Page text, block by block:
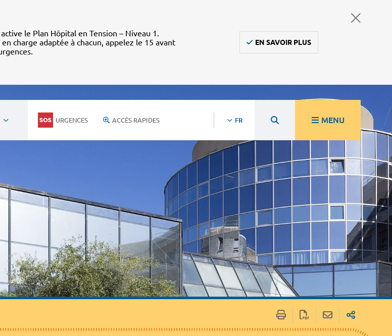
le Plan Hôpital en Tension – Niveau 1.
charge adaptée à chacun, appelez le 15 avant
EN SAVOIR PLUS
URGENCES ACCÈS RAPIDES FR MENU